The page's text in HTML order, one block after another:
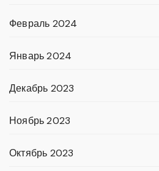
Февраль 2024
Январь 2024
Декабрь 2023
Ноябрь 2023
Октябрь 2023